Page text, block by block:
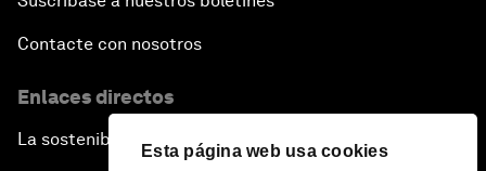
Esta página web usa cookies
Contacte con nosotros
Enlaces directos
La sostenibilidad en el Foro